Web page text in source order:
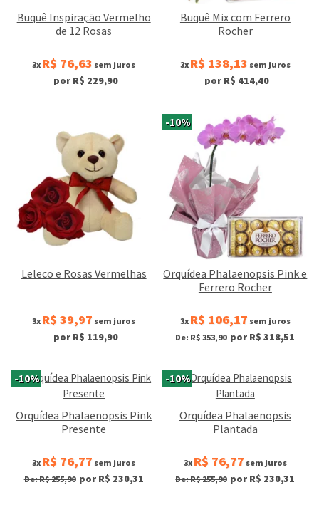
Buquê Inspiração Vermelho
de 12 Rosas
3x R$ 76,63 sem juros
por R$ 229,90
Buquê Mix com Ferrero
Rocher
3x R$ 138,13 sem juros
por R$ 414,40
Leleco e Rosas Vermelhas
3x R$ 39,97 sem juros
por R$ 119,90
-10%
Orquídea Phalaenopsis Pink e
Ferrero Rocher
3x R$ 106,17 sem juros
De: R$ 353,90 por R$ 318,51
-10%
Orquídea Phalaenopsis Pink
Presente
3x R$ 76,77 sem juros
De: R$ 255,90 por R$ 230,31
-10%
Orquídea Phalaenopsis
Plantada
3x R$ 76,77 sem juros
De: R$ 255,90 por R$ 230,31